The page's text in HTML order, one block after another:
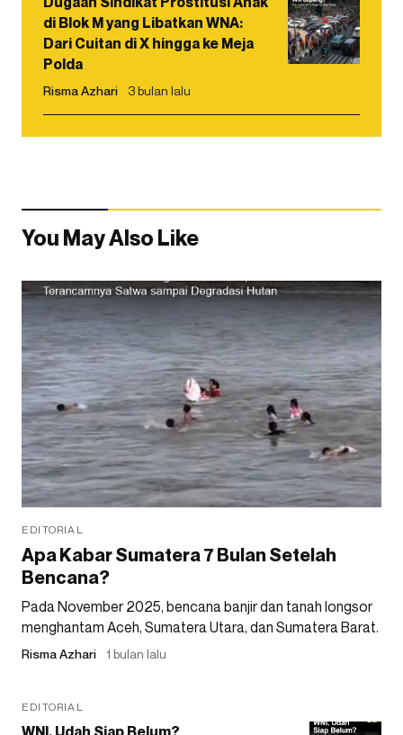
di Blok M yang Libatkan WNA:
Dari Cuitan di X hingga ke Meja
Polda
Risma Azhari 3 bulan lalu
You May Also Like
EDITORIAL
Apa Kabar Sumatera 7 Bulan Setelah
Bencana?
Pada November 2025, bencana banjir dan tanah longsor
menghantam Aceh, Sumatera Utara, dan Sumatera Barat.
Risma Azhari 1 bulan lalu
EDITORIAL